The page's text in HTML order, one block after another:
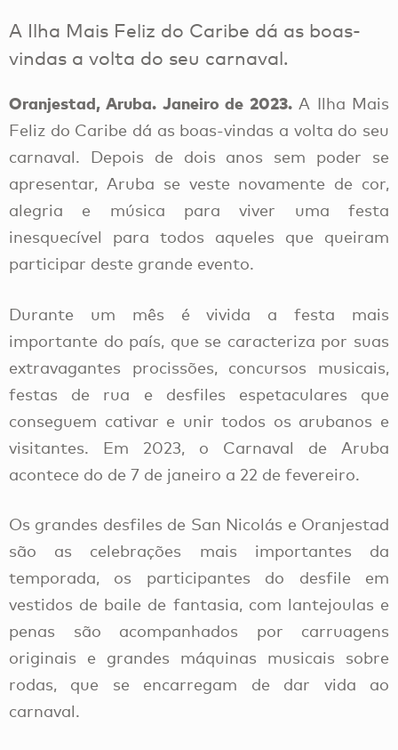
A Ilha Mais Feliz do Caribe dá as boas-
vindas a volta do seu carnaval.
Oranjestad, Aruba. Janeiro de 2023.A Ilha Mais
Feliz do Caribe dá as boas-vindas a volta do seu
carnaval. Depois de dois anos sem poder se
apresentar, Aruba se veste novamente de cor,
alegria e música para viver uma festa
inesquecível para todos aqueles que queiram
participar deste grande evento.
Durante um mês é vivida a festa mais
importante do país, que se caracteriza por suas
extravagantes procissões, concursos musicais,
festas de rua e desfiles espetaculares que
conseguem cativar e unir todos os arubanos e
visitantes. Em 2023, o Carnaval de Aruba
acontece do de 7 de janeiro a 22 de fevereiro.
Os grandes desfiles de San Nicolás e Oranjestad
são as celebrações mais importantes da
temporada, os participantes do desfile em
vestidos de baile de fantasia, com lantejoulas e
penas são acompanhados por carruagens
originais e grandes máquinas musicais sobre
rodas, que se encarregam de dar vida ao
carnaval.